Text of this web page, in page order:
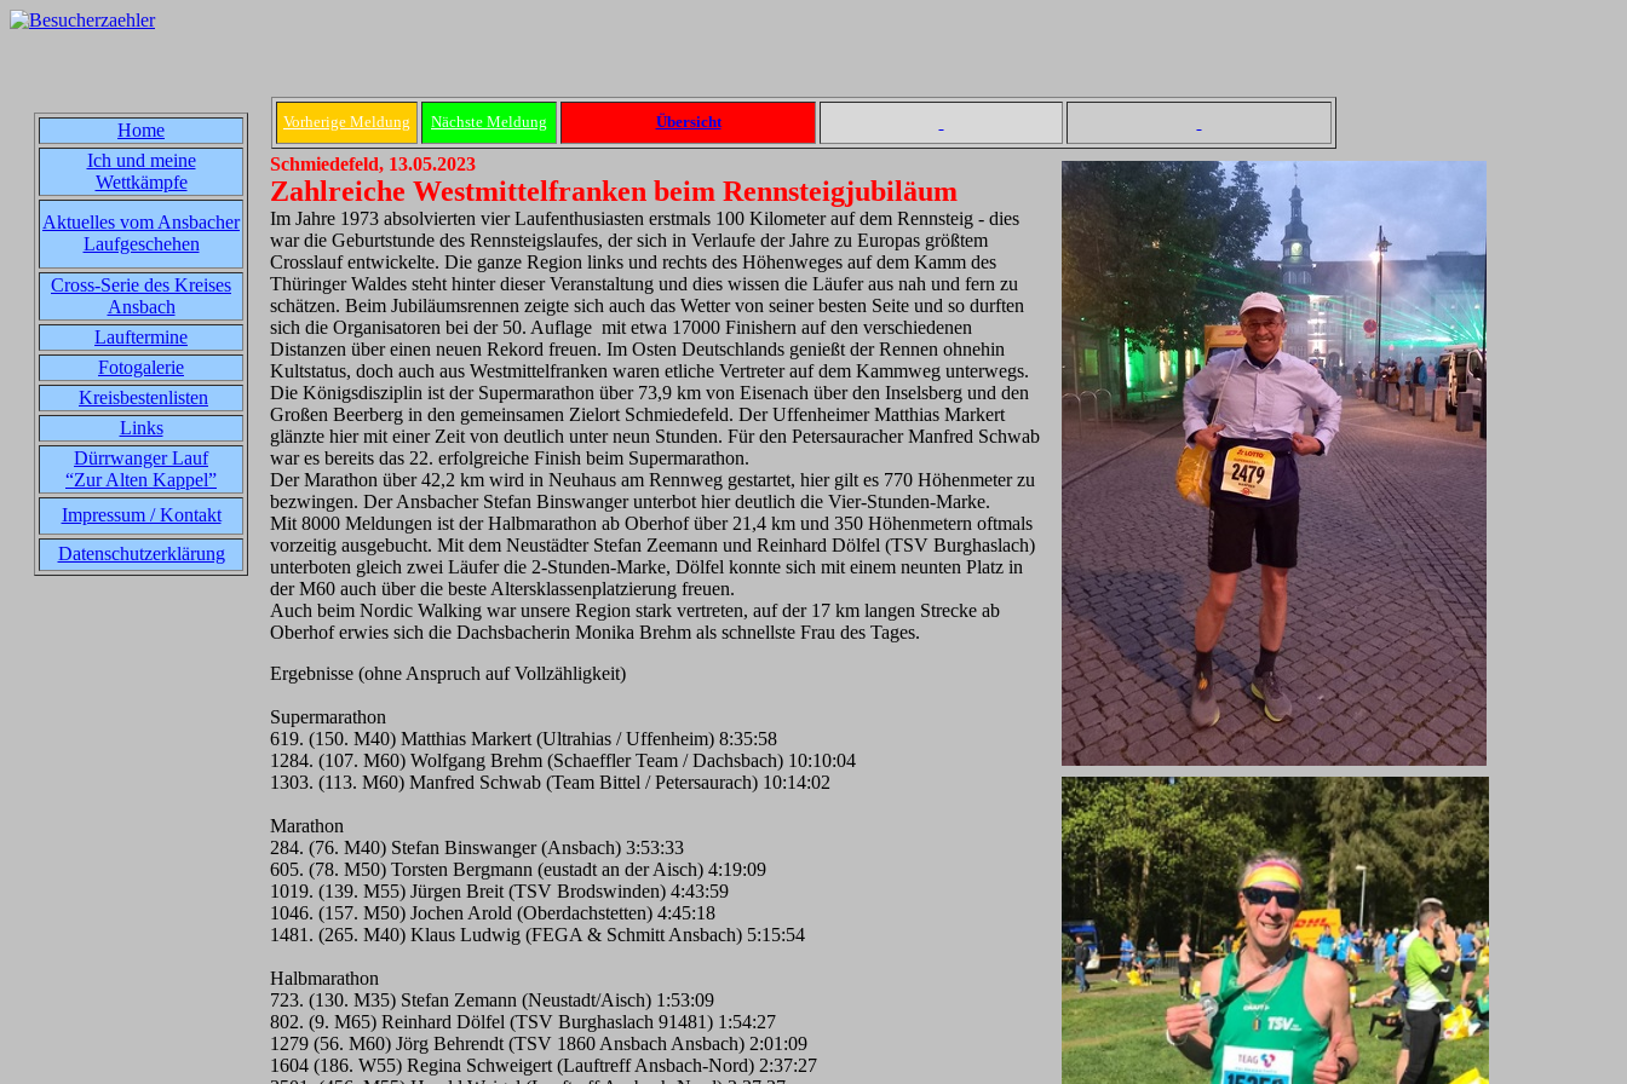
Home
Ich und meine
Wettkämpfe
Aktuelles vom Ansbacher
Laufgeschehen
Cross-Serie des Kreises
Ansbach
Lauftermine
Fotogalerie
Kreisbestenlisten
Links
Dürrwanger Lauf
“Zur Alten Kappel”
Impressum / Kontakt
Datenschutzerklärung
Vorherige Meldung Nächste Meldung Übersicht
Schmiedefeld, 13.05.2023
Zahlreiche Westmittelfranken beim Rennsteigjubiläum
Im Jahre 1973 absolvierten vier Laufenthusiasten erstmals 100 Kilometer auf dem Rennsteig - dies
war die Geburtstunde des Rennsteigslaufes, der sich in Verlaufe der Jahre zu Europas größtem
Crosslauf entwickelte. Die ganze Region links und rechts des Höhenweges auf dem Kamm des
Thüringer Waldes steht hinter dieser Veranstaltung und dies wissen die Läufer aus nah und fern zu
schätzen. Beim Jubiläumsrennen zeigte sich auch das Wetter von seiner besten Seite und so durften
sich die Organisatoren bei der 50. Auflage mit etwa 17000 Finishern auf den verschiedenen
Distanzen über einen neuen Rekord freuen. Im Osten Deutschlands genießt der Rennen ohnehin
Kultstatus, doch auch aus Westmittelfranken waren etliche Vertreter auf dem Kammweg unterwegs.
Die Königsdisziplin ist der Supermarathon über 73,9 km von Eisenach über den Inselsberg und den
Großen Beerberg in den gemeinsamen Zielort Schmiedefeld. Der Uffenheimer Matthias Markert
glänzte hier mit einer Zeit von deutlich unter neun Stunden. Für den Petersauracher Manfred Schwab
war es bereits das 22. erfolgreiche Finish beim Supermarathon.
Der Marathon über 42,2 km wird in Neuhaus am Rennweg gestartet, hier gilt es 770 Höhenmeter zu
bezwingen. Der Ansbacher Stefan Binswanger unterbot hier deutlich die Vier-Stunden-Marke.
Mit 8000 Meldungen ist der Halbmarathon ab Oberhof über 21,4 km und 350 Höhenmetern oftmals
vorzeitig ausgebucht. Mit dem Neustädter Stefan Zeemann und Reinhard Dölfel (TSV Burghaslach)
unterboten gleich zwei Läufer die 2-Stunden-Marke, Dölfel konnte sich mit einem neunten Platz in
der M60 auch über die beste Altersklassenplatzierung freuen.
Auch beim Nordic Walking war unsere Region stark vertreten, auf der 17 km langen Strecke ab
Oberhof erwies sich die Dachsbacherin Monika Brehm als schnellste Frau des Tages.
Ergebnisse (ohne Anspruch auf Vollzähligkeit)
Supermarathon
619. (150. M40) Matthias Markert (Ultrahias / Uffenheim) 8:35:58
1284. (107. M60) Wolfgang Brehm (Schaeffler Team / Dachsbach) 10:10:04
1303. (113. M60) Manfred Schwab (Team Bittel / Petersaurach) 10:14:02
Marathon
284. (76. M40) Stefan Binswanger (Ansbach) 3:53:33
605. (78. M50) Torsten Bergmann (eustadt an der Aisch) 4:19:09
1019. (139. M55) Jürgen Breit (TSV Brodswinden) 4:43:59
1046. (157. M50) Jochen Arold (Oberdachstetten) 4:45:18
1481. (265. M40) Klaus Ludwig (FEGA & Schmitt Ansbach) 5:15:54
Halbmarathon
723. (130. M35) Stefan Zemann (Neustadt/Aisch) 1:53:09
802. (9. M65) Reinhard Dölfel (TSV Burghaslach 91481) 1:54:27
1279 (56. M60) Jörg Behrendt (TSV 1860 Ansbach Ansbach) 2:01:09
1604 (186. W55) Regina Schweigert (Lauftreff Ansbach-Nord) 2:37:27